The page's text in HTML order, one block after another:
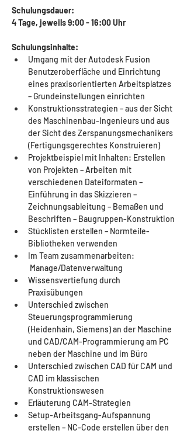
Schulungsdauer:
4 Tage, jeweils 9:00 - 16:00 Uhr
Schulungsinhalte:
Umgang mit der Autodesk Fusion
Benutzeroberfläche und Einrichtung
eines praxisorientierten Arbeitsplatzes
– Grundeinstellungen einrichten
Konstruktionsstrategien – aus der Sicht
des Maschinenbau-Ingenieurs und aus
der Sicht des Zerspanungsmechanikers
(Fertigungsgerechtes Konstruieren)
Projektbeispiel mit Inhalten: Erstellen
von Projekten – Arbeiten mit
verschiedenen Dateiformaten –
Einführung in das Skizzieren –
Zeichnungsableitung – Bemaßen und
Beschriften – Baugruppen-Konstruktion
Stücklisten erstellen – Normteile-
Bibliotheken verwenden
Im Team zusammenarbeiten:
Manage/Datenverwaltung
Wissensvertiefung durch
Praxisübungen
Unterschied zwischen
Steuerungsprogrammierung
(Heidenhain, Siemens) an der Maschine
und CAD/CAM-Programmierung am PC
neben der Maschine und im Büro
Unterschied zwischen CAD für CAM und
CAD im klassischen
Konstruktionswesen
Erläuterung CAM-Strategien
Setup-Arbeitsgang-Aufspannung
erstellen – NC-Code erstellen über den